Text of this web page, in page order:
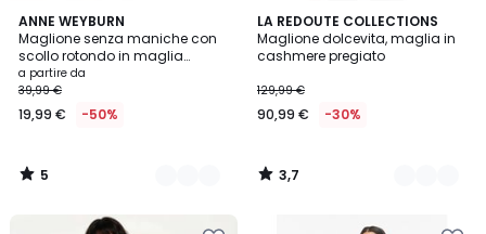
ANNE WEYBURN
Maglione senza maniche con
scollo rotondo in maglia
grossa a costine puro cotone
a partire da
39,99 €
19,99 € -50%
5
/
5
2
Colori
5
/
LA REDOUTE COLLECTIONS
Maglione dolcevita, maglia in
cashmere pregiato
129,99 €
90,99 € -30%
3,7
/ 5
3
Colori
3,7
/